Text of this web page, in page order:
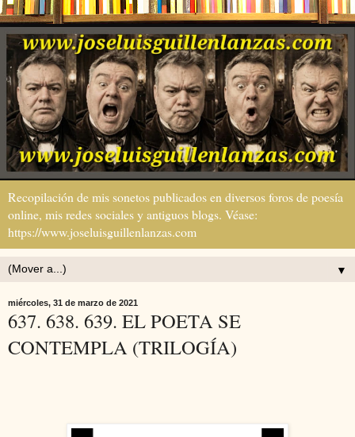
Recopilación de mis sonetos publicados en diversos foros de poesía
online, mis redes sociales y antiguos blogs. Véase:
https://www.joseluisguillenlanzas.com
▼
miércoles, 31 de marzo de 2021
637. 638. 639. EL POETA SE
CONTEMPLA (TRILOGÍA)